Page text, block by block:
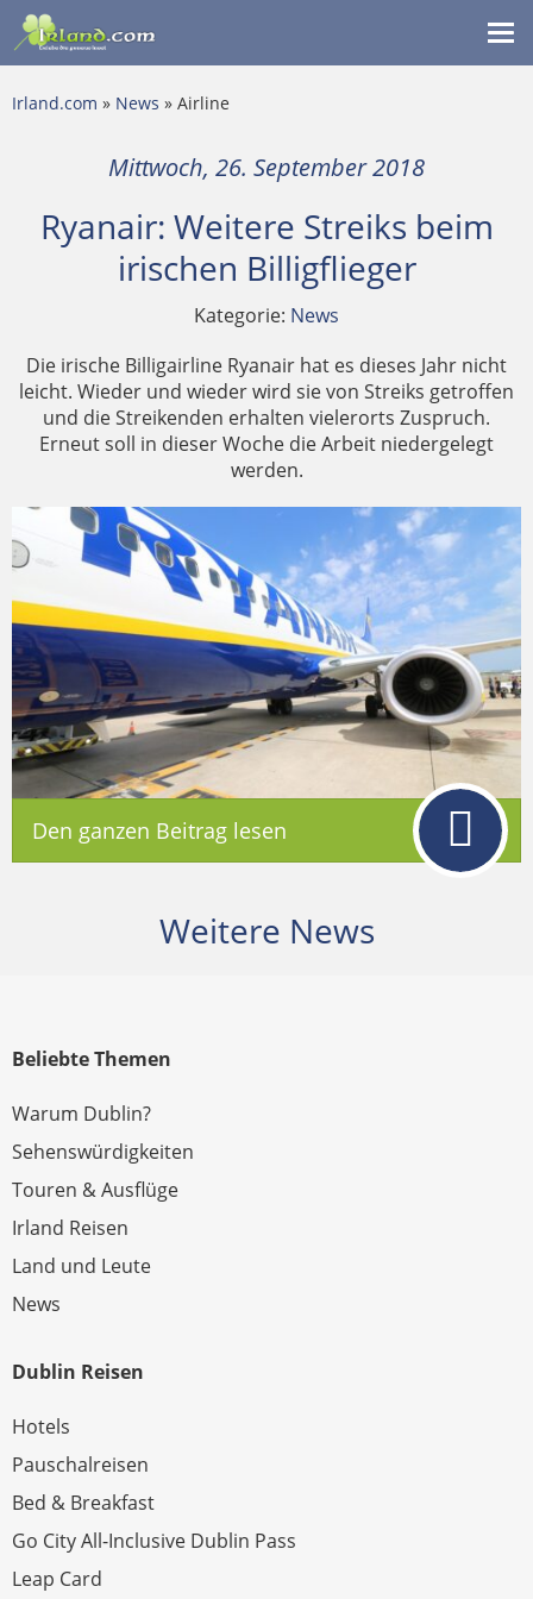
Irland.com » News » Airline
Mittwoch, 26. September 2018
Ryanair: Weitere Streiks beim
irischen Billigflieger
Kategorie: News
Die irische Billigairline Ryanair hat es dieses Jahr nicht
leicht. Wieder und wieder wird sie von Streiks getroffen
und die Streikenden erhalten vielerorts Zuspruch.
Erneut soll in dieser Woche die Arbeit niedergelegt
werden.
Den ganzen Beitrag lesen
Weitere News
Beliebte Themen
Warum Dublin?
Sehenswürdigkeiten
Touren & Ausflüge
Irland Reisen
Land und Leute
News
Dublin Reisen
Hotels
Pauschalreisen
Bed & Breakfast
Go City All-Inclusive Dublin Pass
Leap Card